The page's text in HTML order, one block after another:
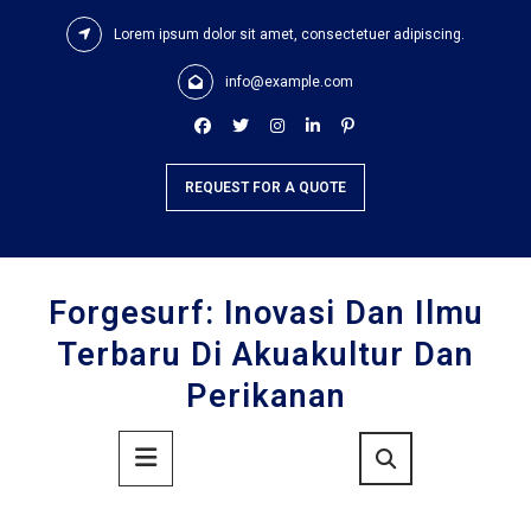
Lorem ipsum dolor sit amet, consectetuer adipiscing.
info@example.com
REQUEST FOR A QUOTE
Forgesurf: Inovasi Dan Ilmu
Terbaru Di Akuakultur Dan
Perikanan
Primary
Menu